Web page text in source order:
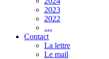
2023
2022
…
Contact
La lettre
Le mail